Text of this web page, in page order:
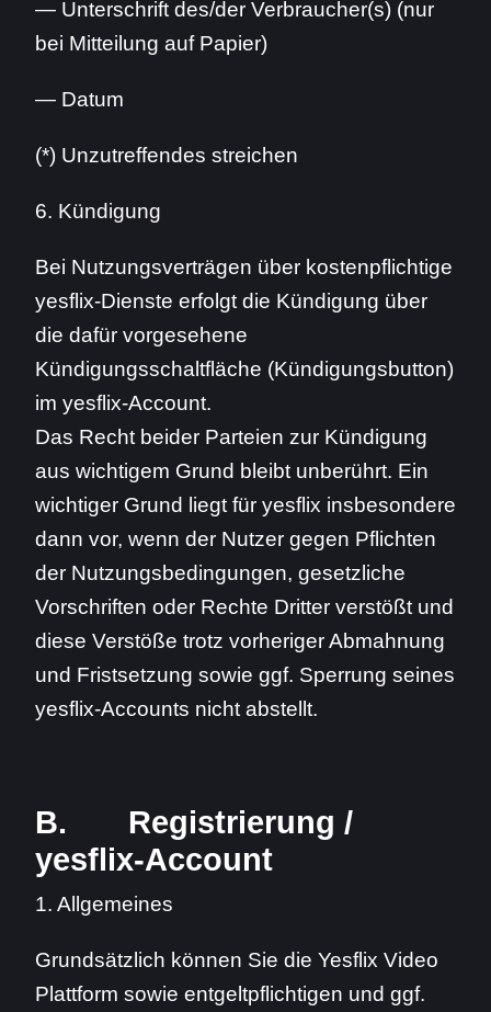
— Unterschrift des/der Verbraucher(s) (nur
bei Mitteilung auf Papier)
— Datum
(*) Unzutreffendes streichen
6. Kündigung
Bei Nutzungsverträgen über kostenpflichtige
yesflix-Dienste erfolgt die Kündigung über
die dafür vorgesehene
Kündigungsschaltfläche (Kündigungsbutton)
im yesflix-Account.
Das Recht beider Parteien zur Kündigung
aus wichtigem Grund bleibt unberührt. Ein
wichtiger Grund liegt für yesflix insbesondere
dann vor, wenn der Nutzer gegen Pflichten
der Nutzungsbedingungen, gesetzliche
Vorschriften oder Rechte Dritter verstößt und
diese Verstöße trotz vorheriger Abmahnung
und Fristsetzung sowie ggf. Sperrung seines
yesflix-Accounts nicht abstellt.
B. Registrierung /
yesflix-Account
1. Allgemeines
Grundsätzlich können Sie die Yesflix Video
Plattform sowie entgeltpflichtigen und ggf.